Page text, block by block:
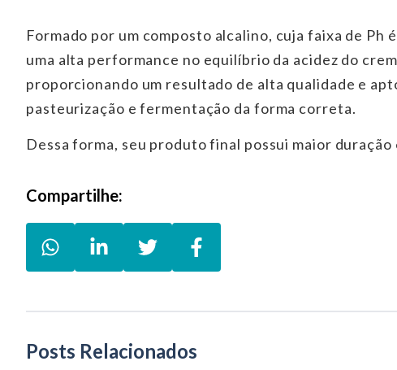
Formado por um composto alcalino, cuja faixa de Ph
uma alta performance no equilíbrio da acidez do
proporcionando um resultado de alta qualidade e
pasteurização e fermentação da forma correta.
Dessa forma, seu produto final possui maior
Compartilhe:
WhatsApp Boreto & Cardoso Produtos
LinkedIn Boreto & Cardoso
Twitter Boreto & Cardoso
Facebook Boreto &
Posts Relacionados